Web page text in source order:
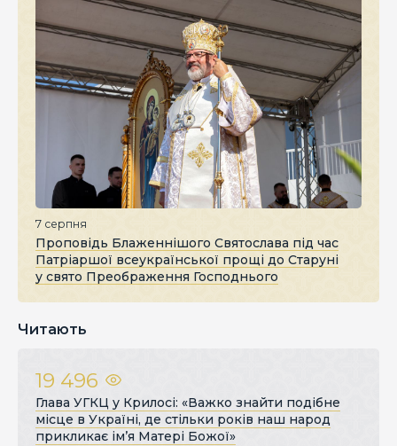
7 серпня
Проповідь Блаженнішого Святослава під час
Патріаршої всеукраїнської прощі до Старуні
у свято Преображення Господнього
Читають
19 496
Глава УГКЦ у Крилосі: «Важко знайти подібне
місце в Україні, де стільки років наш народ
прикликає ім’я Матері Божої»